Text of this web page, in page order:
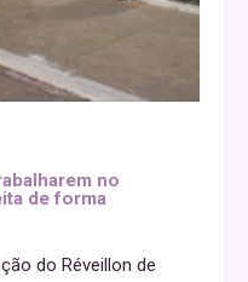
no
de forma
do Réveillon de